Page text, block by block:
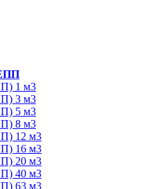
1 м3
3 м3
5 м3
8 м3
12 м3
16 м3
20 м3
40 м3
63 м3